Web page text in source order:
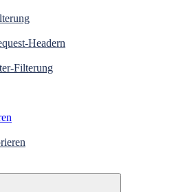
Headern
Filterung